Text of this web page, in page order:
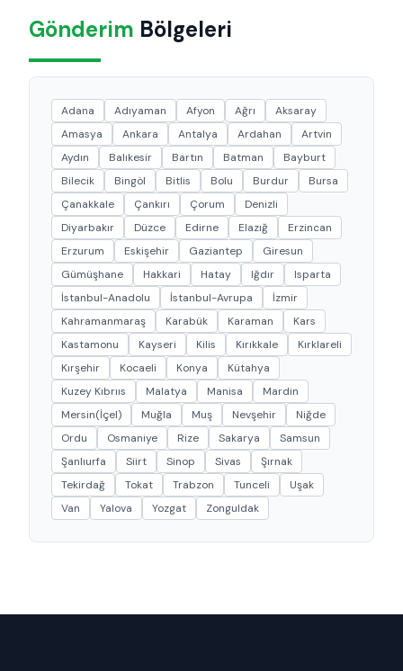
Gönderim Bölgeleri
Adana Adıyaman Afyon Ağrı
Aksaray
Amasya
Ankara Antalya Ardahan
Artvin
Aydın
Balıkesir Bartın Batman
Bayburt
Bilecik
Bingöl Bitlis Bolu Burdur
Bursa
Çanakkale
Çankırı Çorum
Denizli
Diyarbakır
Düzce Edirne Elazığ
Erzincan
Erzurum
Eskişehir Gaziantep
Giresun
Gümüşhane
Hakkari Hatay Iğdır
Isparta
İstanbul-Anadolu
İstanbul-Avrupa
İzmir
Kahramanmaraş
Karabük Karaman
Kars
Kastamonu
Kayseri Kilis Kırıkkale
Kırklareli
Kırşehir
Kocaeli Konya
Kütahya
Kuzey Kıbrııs
Malatya Manisa
Mardin
Mersin(İçel)
Muğla Muş Nevşehir
Niğde
Ordu
Osmaniye Rize Sakarya
Samsun
Şanlıurfa
Siirt Sinop Sivas
Şırnak
Tekirdağ
Tokat Trabzon Tunceli
Uşak
Van
Yalova Yozgat Zonguldak